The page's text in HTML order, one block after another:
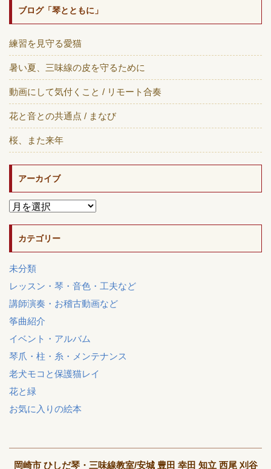
ブログ「琴とともに」
練習を見守る愛猫
暑い夏、三味線の皮を守るために
動画にして気付くこと / リモート合奏
花と音との共通点 / まなび
桜、また来年
アーカイブ
カテゴリー
未分類
レッスン・琴・音色・工夫など
講師演奏・お稽古動画など
筝曲紹介
イベント・アルバム
琴爪・柱・糸・メンテナンス
老犬モコと保護猫レイ
花と緑
お気に入りの絵本
岡崎市 ひしだ琴・三味線教室/安城 豊田 幸田 知立 西尾 刈谷